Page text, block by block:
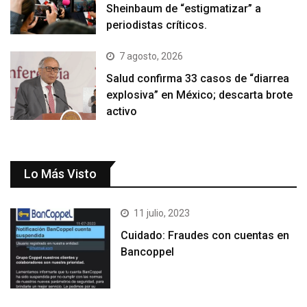
Sheinbaum de “estigmatizar” a
periodistas críticos.
7 agosto, 2026
Salud confirma 33 casos de “diarrea
explosiva” en México; descarta brote
activo
Lo Más Visto
11 julio, 2023
Cuidado: Fraudes con cuentas en
Bancoppel